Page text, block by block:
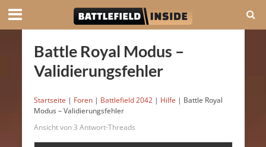
Battle Royal Modus –
Validierungsfehler
Startseite | Foren | Battlefield 2042 | Hilfe | Battle Royal
Modus – Validierungsfehler
Ansicht von 3 Antwort-Threads